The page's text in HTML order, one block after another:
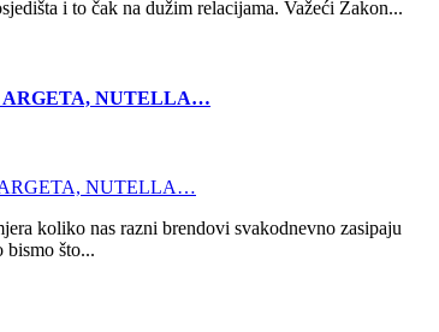
i to čak na dužim relacijama. Važeći Zakon...
ARGETA, NUTELLA…
koliko nas razni brendovi svakodnevno zasipaju
bismo što...